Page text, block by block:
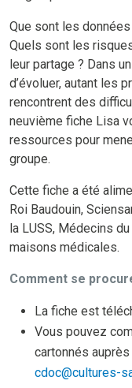
Que sont les
Quels sont les
leur partage ? Dans
d’évoluer, autant les
rencontrent des
neuvième fiche Lisa
ressources pour
groupe.
Cette fiche a été
Roi Baudouin,
la LUSS, Médecins
maisons médicales.
Comment se
La fiche est
Vous pouvez
cartonnés
cdoc@cultures-